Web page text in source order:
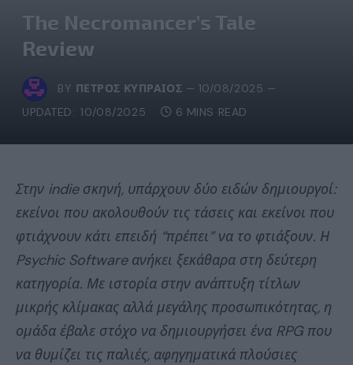
The Necromancer’s Tale
Review
BY ΠΈΤΡΟΣ ΚΥΠΡΑΊΟΣ
10/08/2025
UPDATED: 10/08/2025 6 MINS READ
Στην indie σκηνή, υπάρχουν δύο ειδών δημιουργοί:
εκείνοι που ακολουθούν τις τάσεις και εκείνοι που
φτιάχνουν κάτι επειδή “πρέπει” να το φτιάξουν. Η
Psychic Software ανήκει ξεκάθαρα στη δεύτερη
κατηγορία. Με ιστορία στην ανάπτυξη τίτλων
μικρής κλίμακας αλλά μεγάλης προσωπικότητας, η
ομάδα έβαλε στόχο να δημιουργήσει ένα RPG που
να θυμίζει τις παλιές, αφηγηματικά πλούσιες